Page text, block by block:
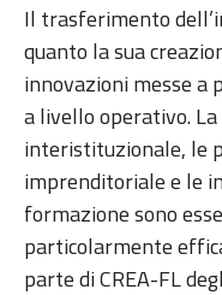
Il trasferimento
quanto la sua
innovazioni messe a
a livello operativo.
interistituzionale, le
imprenditoriale e le
formazione sono
particolarmente
parte di CREA-FL